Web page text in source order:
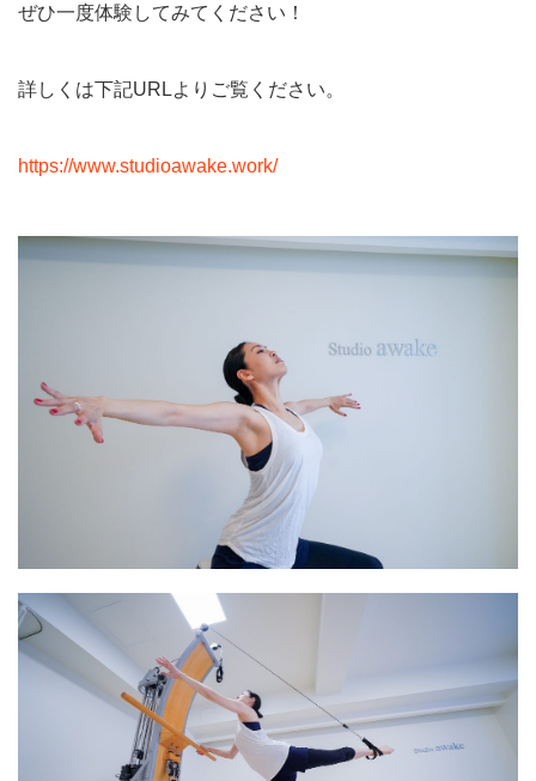
ぜひ一度体験してみてください！
詳しくは下記URLよりご覧ください。
https://www.studioawake.work/